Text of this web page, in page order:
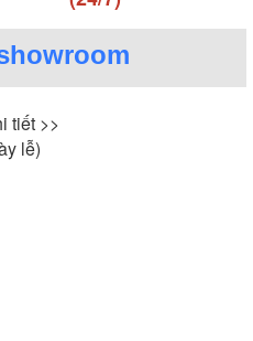
tiết >>
lễ)